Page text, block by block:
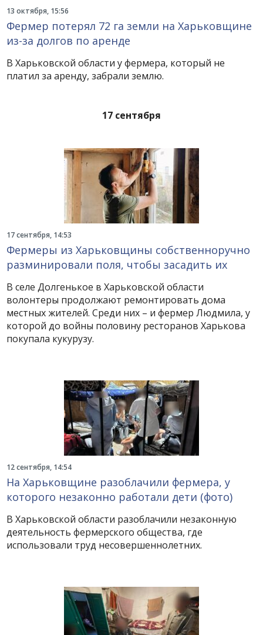
13 октября, 15:56
Фермер потерял 72 га земли на Харьковщине
из-за долгов по аренде
В Харьковской области у фермера, который не
платил за аренду, забрали землю.
17 сентября
17 сентября, 14:53
Фермеры из Харьковщины собственноручно
разминировали поля, чтобы засадить их
В селе Долгенькое в Харьковской области
волонтеры продолжают ремонтировать дома
местных жителей. Среди них – и фермер Людмила, у
которой до войны половину ресторанов Харькова
покупала кукурузу.
12 сентября, 14:54
На Харьковщине разоблачили фермера, у
которого незаконно работали дети (фото)
В Харьковской области разоблачили незаконную
деятельность фермерского общества, где
использовали труд несовершеннолетних.